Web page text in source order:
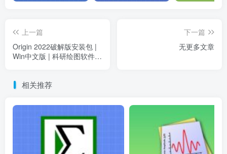
上一篇
Origin 2022破解版安装包 |
Win中文版 | 科研绘图软件 |
下一篇
无更多文章
相关推荐